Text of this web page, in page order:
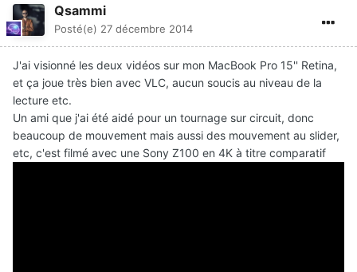
Qsammi
Posté(e) 27 décembre 2014
J'ai visionné les deux vidéos sur mon MacBook Pro 15'' Retina,
et ça joue très bien avec VLC, aucun soucis au niveau de la
lecture etc.
Un ami que j'ai été aidé pour un tournage sur circuit, donc
beaucoup de mouvement mais aussi des mouvement au slider,
etc, c'est filmé avec une Sony Z100 en 4K à titre comparatif